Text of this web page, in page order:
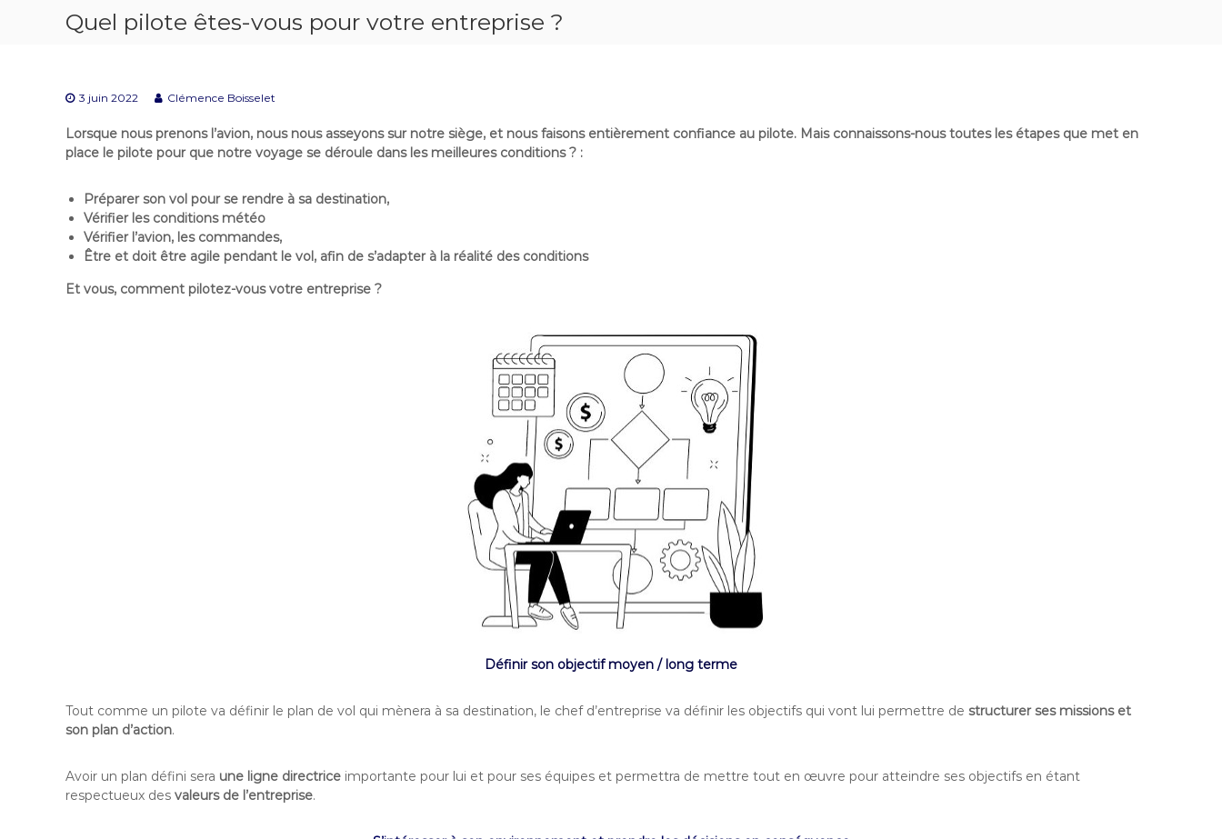
Quel pilote êtes-vous pour votre entreprise ?
3 juin 2022 Clémence Boisselet
Lorsque nous prenons l’avion, nous nous asseyons sur notre siège, et nous faisons entièrement confiance au pilote. Mais connaissons-nous toutes les étapes que met en
place le pilote pour que notre voyage se déroule dans les meilleures conditions ? :
Préparer son vol pour se rendre à sa destination,
Vérifier les conditions météo
Vérifier l’avion, les commandes,
Être et doit être agile pendant le vol, afin de s’adapter à la réalité des conditions
Et vous, comment pilotez-vous votre entreprise ?
Définir son objectif moyen / long terme
Tout comme un pilote va définir le plan de vol qui mènera à sa destination, le chef d’entreprise va définir les objectifs qui vont lui permettre de structurer ses missions et
son plan d’action.
Avoir un plan défini sera une ligne directrice importante pour lui et pour ses équipes et permettra de mettre tout en œuvre pour atteindre ses objectifs en étant
respectueux des valeurs de l’entreprise.